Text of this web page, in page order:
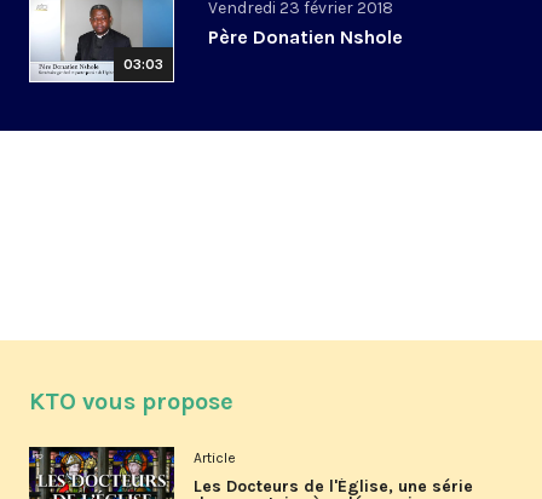
03:03
Vendredi 23 février 2018
Père Donatien Nshole
KTO vous propose
Article
Les Docteurs de l'Église, une série